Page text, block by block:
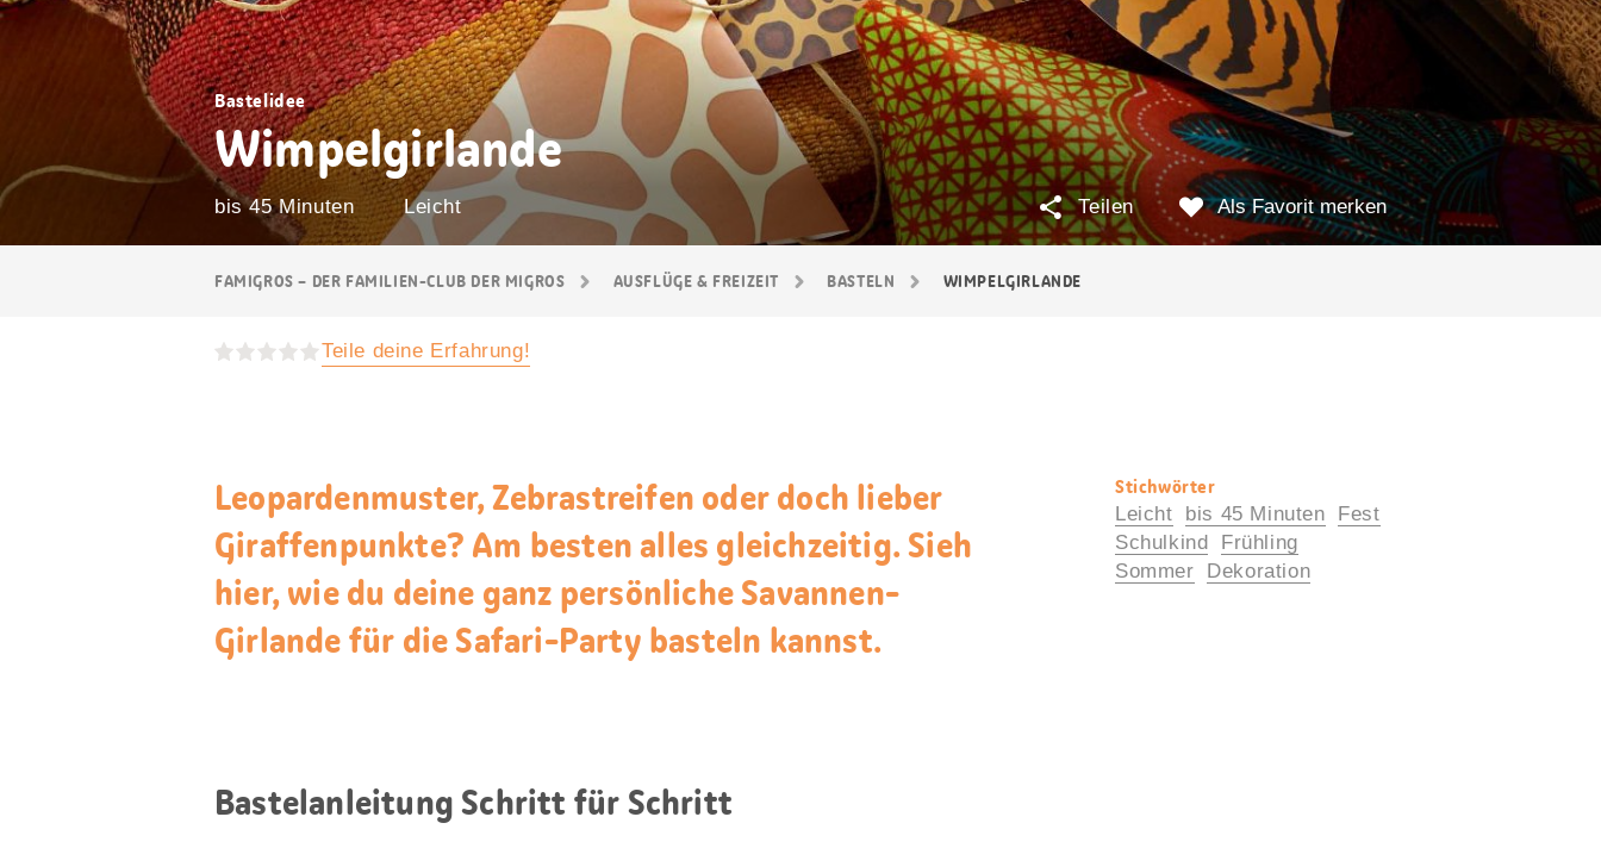
FAMIGROS – DER FAMILIEN-CLUB DER MIGROS AUSFLÜGE & FREIZEIT BASTELN WIMPELGIRLANDE
Teile deine Erfahrung!
Bastelidee
Wimpelgirlande
bis 45 Minuten Leicht Als Favorit merken
Teilen
Leopardenmuster, Zebrastreifen oder doch lieber
Giraffenpunkte? Am besten alles gleichzeitig. Sieh
hier, wie du deine ganz persönliche Savannen-
Girlande für die Safari-Party basteln kannst.
Nützliche
Informationen
Stichwörter
Leicht bis 45 Minuten
Fest
Schulkind
Frühling
Sommer
Dekoration
Bastelanleitung Schritt für Schritt